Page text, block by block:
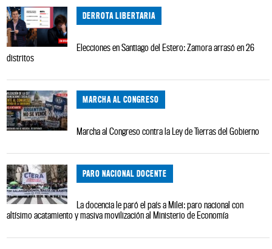
DERROTA LIBERTARIA
Elecciones en Santiago del Estero: Zamora arrasó en 26
distritos
MARCHA AL CONGRESO
Marcha al Congreso contra la Ley de Tierras del Gobierno
PARO NACIONAL DOCENTE
La docencia le paró el país a Milei: paro nacional con
altísimo acatamiento y masiva movilización al Ministerio de Economía